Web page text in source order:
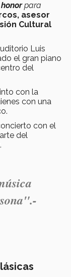
honorpara
asesor
Cultural
Luis
el gran piano
del
con la
con una
con el
del
.